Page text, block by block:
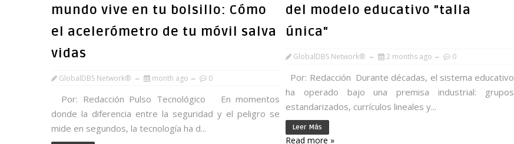
mundo vive en tu bolsillo: Cómo
el acelerómetro de tu móvil salva
vidas
GlobalDBS Network® month ago 0
Por: Redacción Pulso Tecnológico En momentos
donde la diferencia entre la seguridad y el peligro se
mide en segundos, la tecnología ha d...
del modelo educativo "talla
única"
GlobalDBS Network® 2 months ago 0
Por: Redacción Durante décadas, el sistema educativo
ha operado bajo una premisa industrial: grupos
estandarizados, currículos lineales y...
Leer Más
Read more »